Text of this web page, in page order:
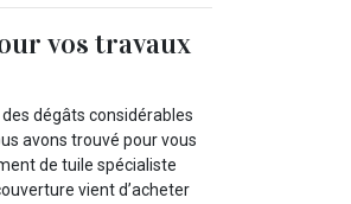
vos travaux
dégâts considérables
avons trouvé pour vous
de tuile spécialiste
vient d’acheter